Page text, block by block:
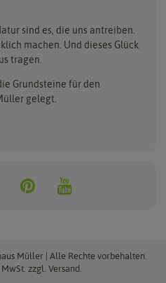
Keimsprossen
Saatgut für Werbezwecke
Samen-Sets
Gemüsesamen
Exotische Samen
Rasensamen
Pflanzgut
FLORTUS
Greenline
Grüne Oase
ReNatura Vogelwelt
sind es, die uns antreiben.
machen. Und dieses Glück
tragen.
Grundsteine für den
gelegt.
Müller | Alle Rechte vorbehalten.
zzgl. Versand.